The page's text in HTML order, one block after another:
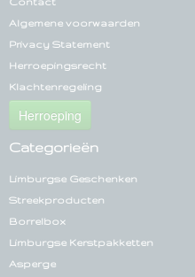
Algemene voorwaarden
Privacy Statement
Herroepingsrecht
Klachtenregeling
Herroeping
Categorieën
Limburgse Geschenken
Streekproducten
Borrelbox
Limburgse Kerstpakketten
Asperge